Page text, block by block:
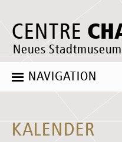
CENTRE
Neues
NAVIGATION
KALENDER